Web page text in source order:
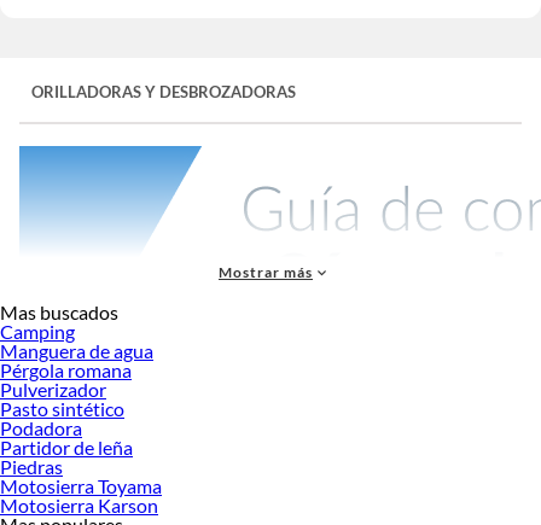
ORILLADORAS Y DESBROZADORAS
Las desbrozadoras y orilladoras son herramientas esenciales para mantener tu
jardín y exteriores en perfecto estado. Estas máquinas permiten deshacerse de la
maleza, cuidar los bordes de caminos y jardines, y ofrecer un acabado pulido a
áreas verdes. A continuación, exploramos los tipos de desbrozadoras y
orilladoras, así como sus características clave, para ayudarte a elegir la mejor
opción para tus necesidades de mantenimiento de espacios exteriores.
Mostrar más
Mas buscados
Camping
Manguera de agua
Pérgola romana
Pulverizador
Pasto sintético
Podadora
Partidor de leña
Piedras
Motosierra Toyama
Motosierra Karson